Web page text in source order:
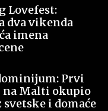
Lovefest:
dva vikenda
imena
Prvi
na Malti okupio
i domaće